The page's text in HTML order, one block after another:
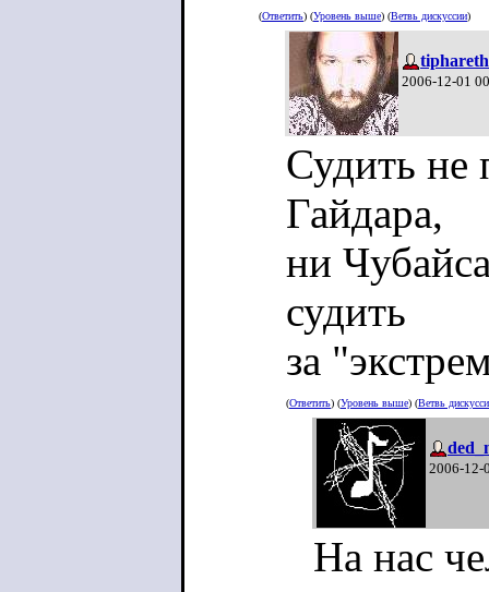
(Ответить) (Уровень выше) (Ветвь дискуссии)
tiphareth
2006-12-01
Судить не
Гайдара,
ни
судить
за
(Ответить) (Уровень выше) (Ветвь
2006-12-
На нас